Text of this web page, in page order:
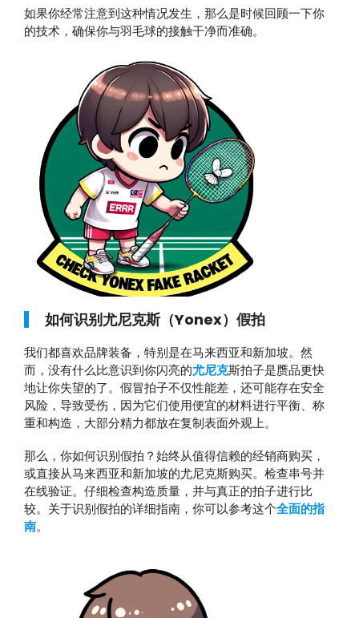
如果你经常注意到这种情况发生，那么是时候回顾一下你
的技术，确保你与羽毛球的接触干净而准确。
如何识别尤尼克斯（Yonex）假拍
我们都喜欢品牌装备，特别是在马来西亚和新加坡。然
而，没有什么比意识到你闪亮的尤尼克斯拍子是赝品更快
地让你失望的了。假冒拍子不仅性能差，还可能存在安全
风险，导致受伤，因为它们使用便宜的材料进行平衡、称
重和构造，大部分精力都放在复制表面外观上。
那么，你如何识别假拍？始终从值得信赖的经销商购买，
或直接从马来西亚和新加坡的尤尼克斯购买。检查串号并
在线验证。仔细检查构造质量，并与真正的拍子进行比
较。关于识别假拍的详细指南，你可以参考这个全面的指
南。